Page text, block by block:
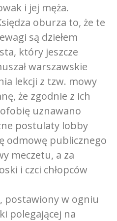
i jej męża.
oburza to, że te
są dziełem
który jeszcze
warszawskie
lekcji z tzw. mowy
że zgodnie z ich
uznawano
postulaty lobby
odmowę publicznego
meczetu, a za
i czci chłopców
postawiony w ogniu
polegającej na